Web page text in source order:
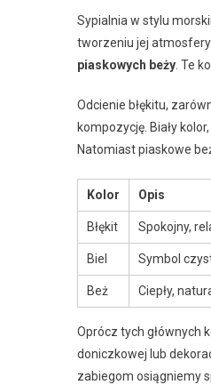
Sypialnia w stylu
tworzeniu jej
piaskowych beży . Te
Odcienie błękitu,
kompozycję. Biały
Natomiast piaskowe
Kolor Opis
Błękit Spokojny,
Biel Symbol
Beż Ciepły,
Oprócz tych głównych
doniczkowej lub
zabiegom osiągniemy